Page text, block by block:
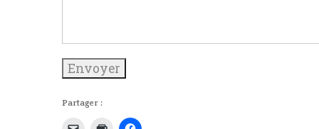
Partager :